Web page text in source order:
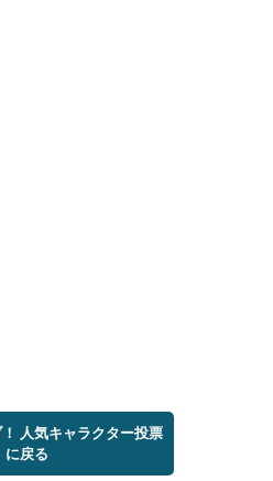
人気キャラクター投票
に戻る